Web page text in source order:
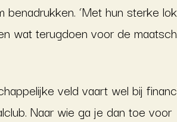
‘Met hun sterke
wat terugdoen voor de
veld vaart wel bij
Naar wie ga je dan toe voor